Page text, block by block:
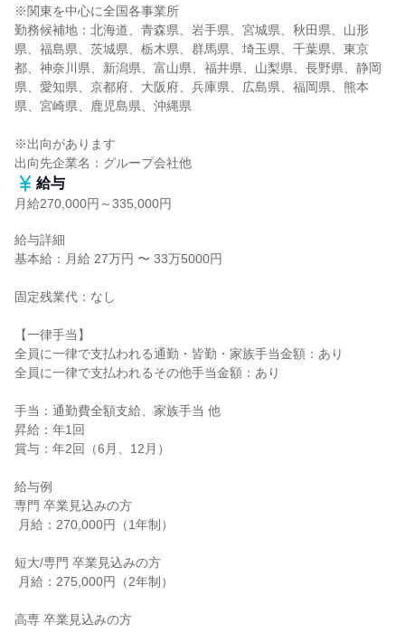
※関東を中心に全国各事業所
勤務候補地：北海道、青森県、岩手県、宮城県、秋田県、山形
県、福島県、茨城県、栃木県、群馬県、埼玉県、千葉県、東京
都、神奈川県、新潟県、富山県、福井県、山梨県、長野県、静岡
県、愛知県、京都府、大阪府、兵庫県、広島県、福岡県、熊本
県、宮崎県、鹿児島県、沖縄県
※出向があります
出向先企業名：グループ会社他
給与
月給270,000円～335,000円
給与詳細
基本給：月給 27万円 〜 33万5000円
固定残業代：なし
【一律手当】
全員に一律で支払われる通勤・皆勤・家族手当金額：あり
全員に一律で支払われるその他手当金額：あり
手当：通勤費全額支給、家族手当 他
昇給：年1回
賞与：年2回（6月、12月）
給与例
専門 卒業見込みの方
短大/専門 卒業見込みの方
高専 卒業見込みの方